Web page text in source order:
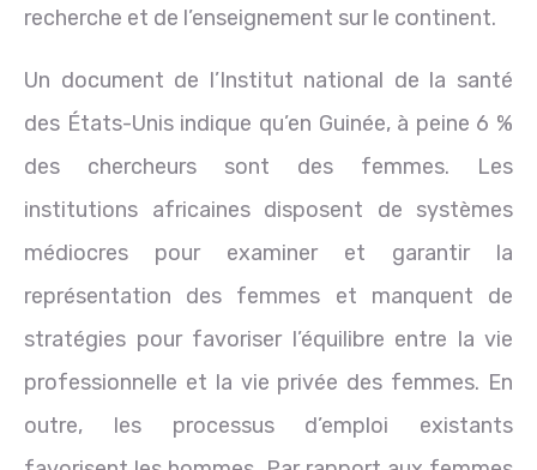
recherche et de l’enseignement sur le continent.
Un document de l’Institut national de la santé
des États-Unis indique qu’en Guinée, à peine 6 %
des chercheurs sont des femmes. Les
institutions africaines disposent de systèmes
médiocres pour examiner et garantir la
représentation des femmes et manquent de
stratégies pour favoriser l’équilibre entre la vie
professionnelle et la vie privée des femmes. En
outre, les processus d’emploi existants